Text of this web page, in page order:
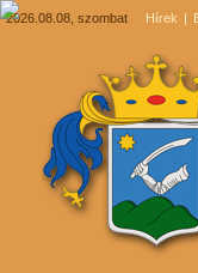
2026.08.08, szombat Hírek